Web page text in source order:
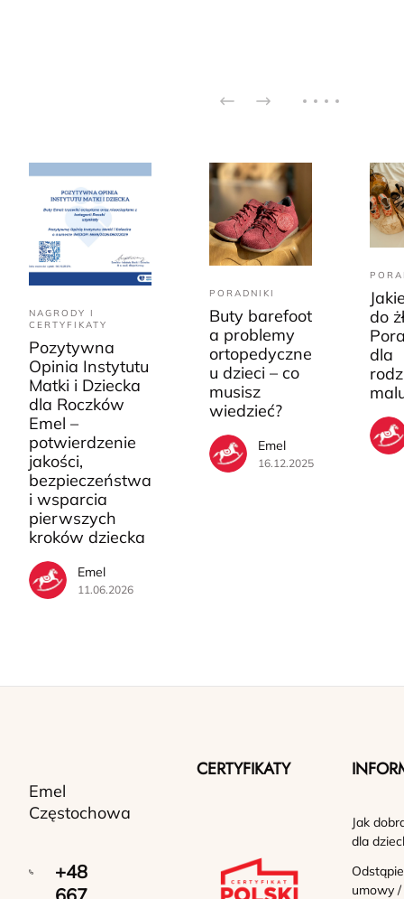
NAGRODY I
CERTYFIKATY
Pozytywna
Opinia Instytutu
Matki i Dziecka
dla Roczków
Emel –
potwierdzenie
jakości,
bezpieczeństwa
i wsparcia
pierwszych
kroków dziecka
Emel
11.06.2026
PORADNIKI
Buty barefoot
a problemy
ortopedyczne
u dzieci – co
musisz
wiedzieć?
Emel
16.12.2025
do
dla
Emel
Częstochowa
+48
CERTYFIKATY
Jak
dla
umowy